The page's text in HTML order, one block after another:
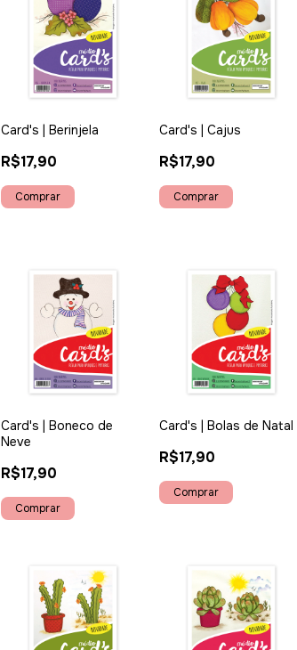
Card's | Berinjela
R$17,90
Card's | Cajus
R$17,90
Card's | Boneco de
Neve
R$17,90
Card's | Bolas de Natal
R$17,90